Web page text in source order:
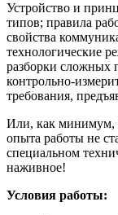
Устройство и
типов; правила
свойства
технологические
разборки сложных
контрольно-
требования,
Или, как минимум,
опыта работы не
специальном
наживное!
Условия работы: